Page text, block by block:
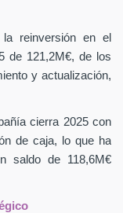
reinversión en el
de 121,2M€, de los
y actualización,
cierra 2025 con
de caja, lo que ha
saldo de 118,6M€